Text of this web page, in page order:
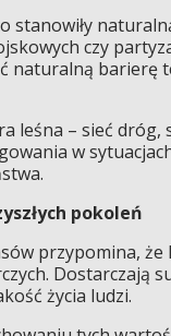
stanowiły
czy
naturalną barierę
leśna – sieć dróg,
w
pokoleń
przypomina,
Dostarczają
życia ludzi.